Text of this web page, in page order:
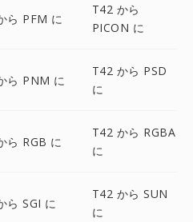
ら PFM に
T42 から
PICON に
ら PNM に
T42 から PSD
に
ら RGB に
T42 から RGBA
に
ら SGI に
T42 から SUN
に